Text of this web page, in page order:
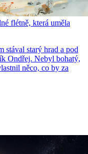
flétně, která uměla
stával starý hrad a pod
Ondřej. Nebyl bohatý,
něco, co by za